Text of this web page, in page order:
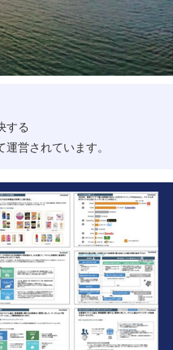
する
運営されています。